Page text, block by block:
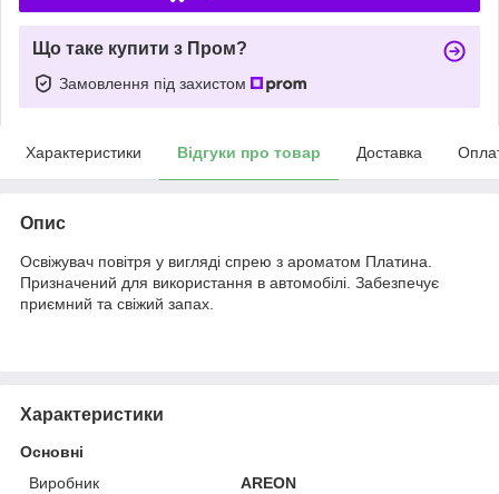
Що таке купити з Пром?
Замовлення під захистом
Характеристики Відгуки про товар Доставка
Опис
Освіжувач повітря у вигляді спрею з ароматом Платина.
Призначений для використання в автомобілі. Забезпечує
приємний та свіжий запах.
Характеристики
Основні
Виробник
AREON